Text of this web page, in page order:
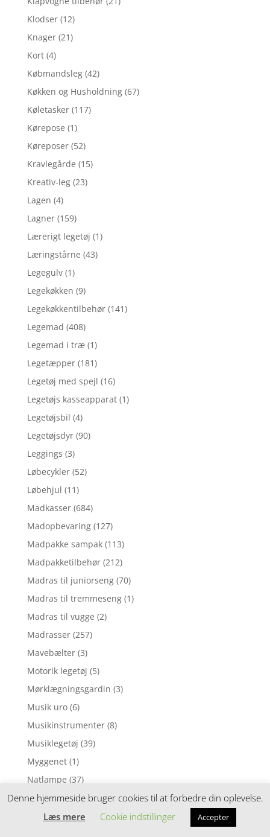
Klodser (12)
Knager (21)
Kort (4)
Købmandsleg (42)
Køkken og Husholdning (67)
Køletasker (117)
Kørepose (1)
Køreposer (52)
Kravlegårde (15)
Kreativ-leg (23)
Lagen (4)
Lagner (159)
Lærerigt legetøj (1)
Læringstårne (43)
Legegulv (1)
Legekøkken (9)
Legekøkkentilbehør (141)
Legemad (408)
Legemad i træ (1)
Legetæpper (181)
Legetøj med spejl (16)
Legetøjs kasseapparat (1)
Legetøjsbil (4)
Legetøjsdyr (90)
Leggings (3)
Løbecykler (52)
Løbehjul (11)
Madkasser (684)
Madopbevaring (127)
Madpakke sampak (113)
Madpakketilbehør (212)
Madras til juniorseng (70)
Madras til tremmeseng (1)
Madras til vugge (2)
Madrasser (257)
Mavebælter (3)
Motorik legetøj (5)
Mørklægningsgardin (3)
Musik uro (6)
Musikinstrumenter (8)
Musiklegetøj (39)
Myggenet (1)
Natlampe (37)
Nattøj (1)
Neglelak (1)
Denne hjemmeside bruger cookies til at forbedre din oplevelse.
Læs mere
Cookie indstillinger Accepter